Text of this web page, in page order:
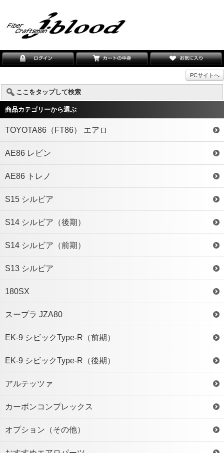
PCサイトへ
ここをタップして検索
商品カテゴリーから選ぶ
TOYOTA86（FT86） エアロ
AE86 レビン
AE86 トレノ
S15 シルビア
S14 シルビア（後期）
S14 シルビア（前期）
S13 シルビア
180SX
スープラ JZA80
EK-9 シビックType-R（前期）
EK-9 シビックType-R（後期）
アルテッツァ
カーボンコンプレックス
オプション（その他）